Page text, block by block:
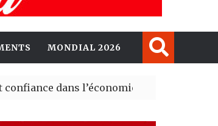
MONDIAL 2026
dans l’économie, mais trois grands